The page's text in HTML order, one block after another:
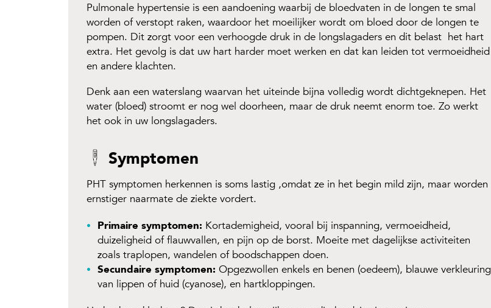
Pulmonale hypertensie is een aandoening waarbij de bloedvaten in de longen te smal
worden of verstopt raken, waardoor het moeilijker wordt om bloed door de longen te
pompen. Dit zorgt voor een verhoogde druk in de longslagaders en dit belast het hart
extra. Het gevolg is dat uw hart harder moet werken en dat kan leiden tot vermoeidheid
en andere klachten.
Denk aan een waterslang waarvan het uiteinde bijna volledig wordt dichtgeknepen. Het
water (bloed) stroomt er nog wel doorheen, maar de druk neemt enorm toe. Zo werkt
het ook in uw longslagaders.
Symptomen
PHT symptomen herkennen is soms lastig ,omdat ze in het begin mild zijn, maar worden
ernstiger naarmate de ziekte vordert.
Primaire symptomen: Kortademigheid, vooral bij inspanning, vermoeidheid,
duizeligheid of flauwvallen, en pijn op de borst. Moeite met dagelijkse activiteiten
zoals traplopen, wandelen of boodschappen doen.
Secundaire symptomen: Opgezwollen enkels en benen (oedeem), blauwe verkleuring
van lippen of huid (cyanose), en hartkloppingen.